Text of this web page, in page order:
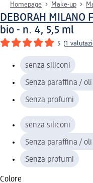
Homepage Make-up
DEBORAH MILANO
bio - n. 4, 5,5 ml
5 (1
senza siliconi
Senza paraffina /
Senza profumi
senza siliconi
Senza paraffina /
Senza profumi
Colore